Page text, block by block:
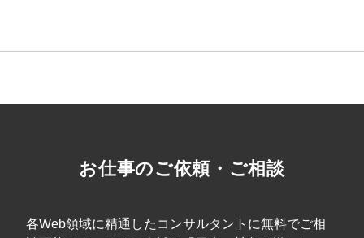
お仕事のご依頼・ご相談
各Web領域に精通したコンサルタントに無料でご相